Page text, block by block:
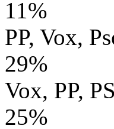
11%
PP, Vox,
29%
Vox, PP,
25%